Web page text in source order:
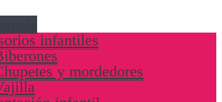
infantiles
y mordedores